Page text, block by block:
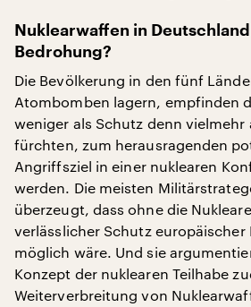
Nuklearwaffen in
Bedrohung?
Die Bevölkerung in den fünf
Atombomben lagern, empfinden
weniger als Schutz denn vielmehr
fürchten, zum herausragenden
Angriffsziel in einer nuklearen
werden. Die meisten
überzeugt, dass ohne die
verlässlicher Schutz europäischer
möglich wäre. Und sie
Konzept der nuklearen Teilhabe
Weiterverbreitung von